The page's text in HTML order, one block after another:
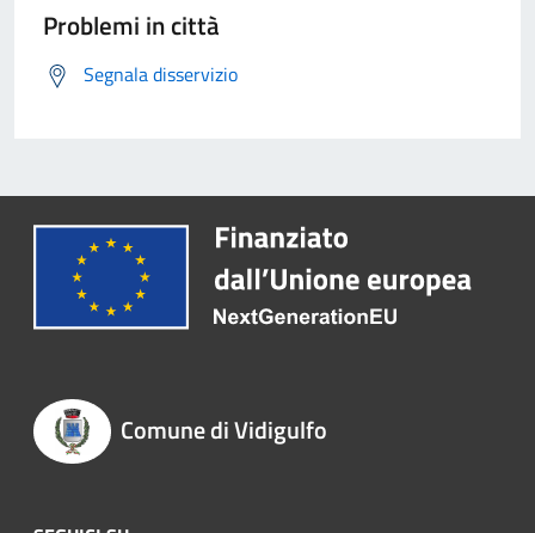
Problemi in città
Segnala disservizio
Comune di Vidigulfo